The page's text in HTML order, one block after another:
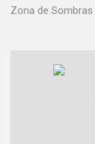
Zona de Sombras